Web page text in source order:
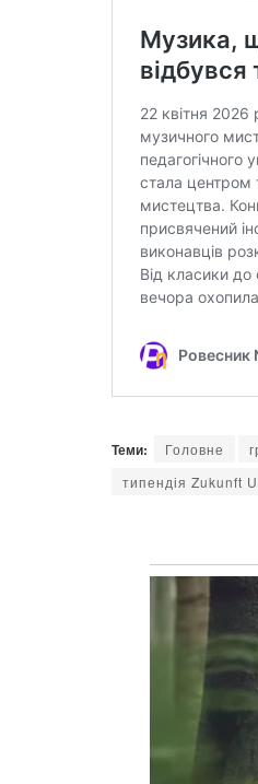
Теми: Головне
типендія Zukunft